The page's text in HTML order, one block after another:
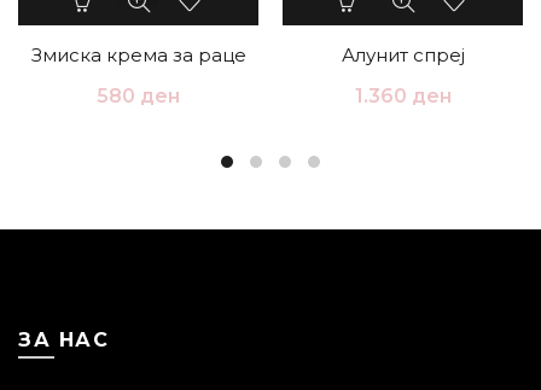
Змиска крема за раце
580 ден
Алунит спреј
1.360 ден
ЗА НАС